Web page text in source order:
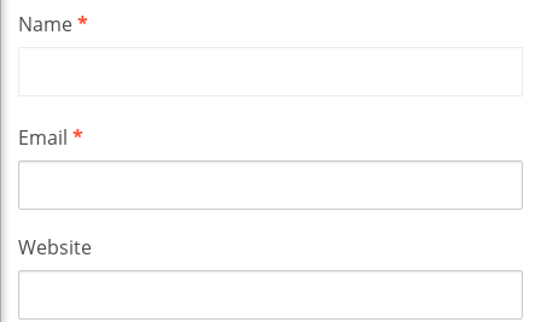
Name*
Email *
Website